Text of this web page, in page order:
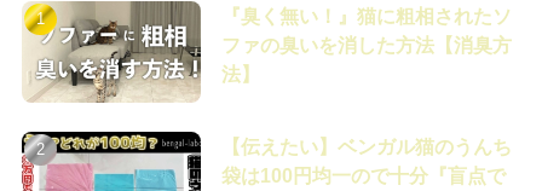
『臭く無い！』猫に粗相されたソ
ファの臭いを消した方法【消臭方
法】
【伝えたい】ベンガル猫のうんち
袋は100円均一ので十分『盲点で